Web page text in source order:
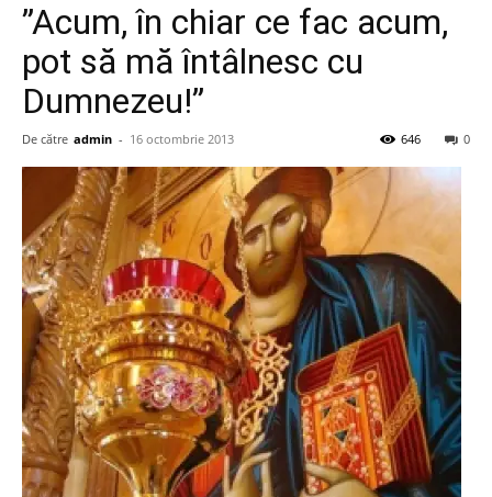
”Acum, în chiar ce fac acum,
pot să mă întâlnesc cu
Dumnezeu!”
De către admin - 16 octombrie 2013 0
646